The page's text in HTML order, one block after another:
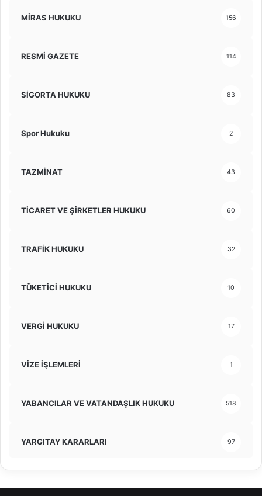
MİRAS HUKUKU 156
RESMİ GAZETE 114
SİGORTA HUKUKU 83
Spor Hukuku 2
TAZMİNAT 43
TİCARET VE ŞİRKETLER HUKUKU 60
TRAFİK HUKUKU 32
TÜKETİCİ HUKUKU 10
VERGİ HUKUKU 17
VİZE İŞLEMLERİ 1
YABANCILAR VE VATANDAŞLIK HUKUKU 518
YARGITAY KARARLARI 97